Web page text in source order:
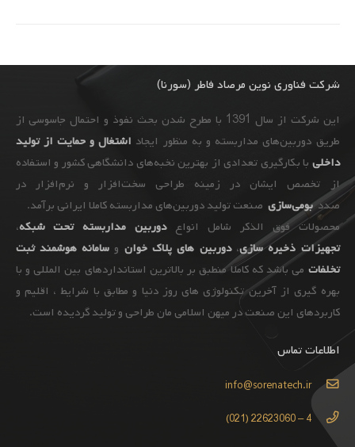
شرکت فناوری نوین مرصاد فاطر (سورنا)
این شرکت از سال 1391 با مطرح شدن بحث نفوذ و احتمال جاسوسی از
طریق دوربین‌های مداربسته و به ‌منظور ایجاد اشتغال و حمایت از تولید
داخلی با بکارگیری تعدادی از بهترین نخبه‌های دانشگاهی کشور و استفاده
از تخصص ایشان در زمینه طراحی سخت‌افزار و نرم‌افزار در
صددبومی‌سازی صنعت تولید دوربین‌های مداربسته کاملا ایرانی برآمد.
محصولات فوق الذکر شامل انواع دوربین مداربسته تحت شبکه،
تجهیزات ذخیره سازی، دوربین های پلاک خوان وسامانه هوشمند ثبت
تخلفات می باشد که کاملا منطبق بر بالاترین استانداردهای بین المللی و با
بهره گیری از آخرین تکنولوژی های روز دنیا و مطابق با شرایط ، اقلیم و
کاربردهای این صنعت در میهن اسلامی مان طراحی و تولید گردیده است.
اطلاعات تماس
info@sorenatech.ir
4 – 22623060 (021)